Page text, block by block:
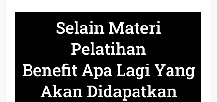
Selain Materi
Pelatihan
Benefit Apa Lagi Yang
Akan Didapatkan